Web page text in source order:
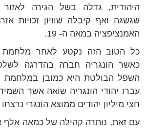
היהודית, גדלה בשל הגירה לאזור
שגשגה ואף קיבלה שוויון זכויות
האמנציפציה במאה ה- 19.
כל הטוב הזה נקטע לאחר מלחמת
כאשר הונגריה חברה בהדרגה
השפל הבולטת היא כמובן במלחמת
עברו יהודי הונגריה שואה אשר
חצי מיליון יהודים ממוצא הונגרי
עם זאת, נותרה קהילה של כמאה אלף